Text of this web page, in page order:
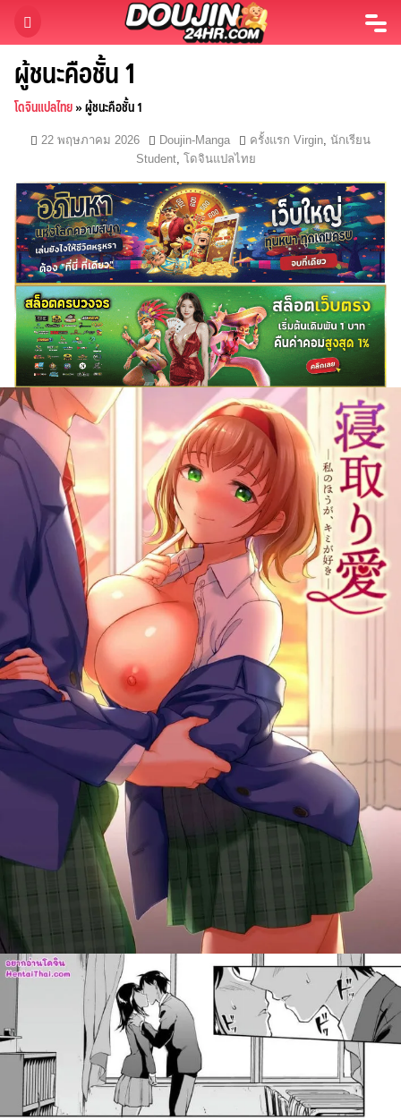
content
ผู้ชนะคือชั้น 1
โดจินแปลไทย»ผู้ชนะคือชั้น 1
22 พฤษภาคม 2026 Doujin-Manga ครั้งแรก Virgin, นักเรียน
Student, โดจินแปลไทย